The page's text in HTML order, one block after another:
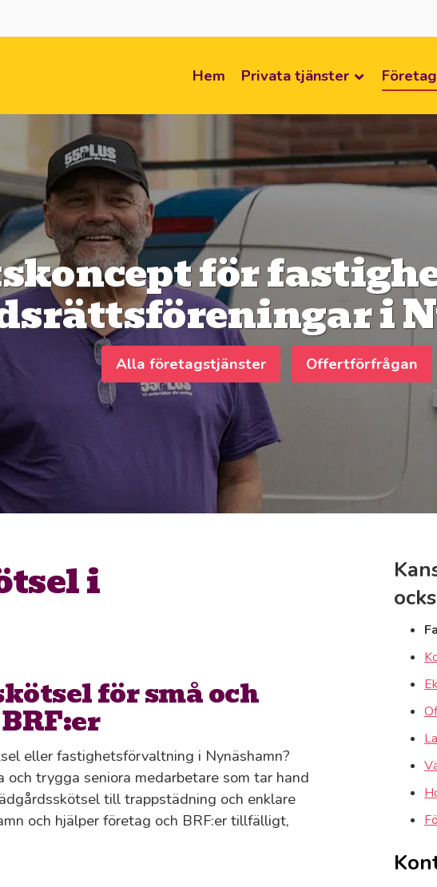
Hem Privata tjänster
för
i
Alla företagstjänster Offertförfrågan
i
för små och
eller fastighetsförvaltning i Nynäshamn?
trygga seniora medarbetare som tar hand
till trappstädning och enklare
och hjälper företag och BRF:er tillfälligt,